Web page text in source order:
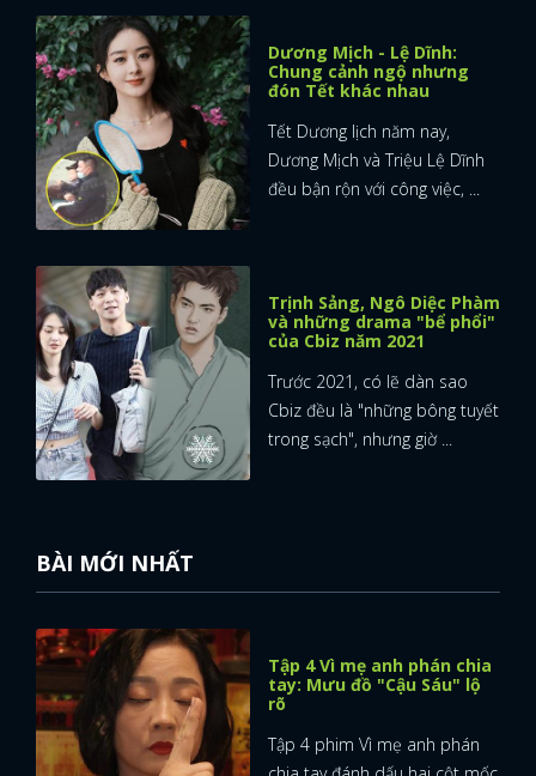
Dương Mịch - Lệ Dĩnh:
Chung cảnh ngộ nhưng
đón Tết khác nhau
Tết Dương lịch năm nay,
Dương Mịch và Triệu Lệ Dĩnh
đều bận rộn với công việc, ...
Trịnh Sảng, Ngô Diệc Phàm
và những drama "bể phổi"
của Cbiz năm 2021
Trước 2021, có lẽ dàn sao
Cbiz đều là "những bông tuyết
trong sạch", nhưng giờ ...
BÀI MỚI NHẤT
Tập 4 Vì mẹ anh phán chia
tay: Mưu đồ "Cậu Sáu" lộ
rõ
Tập 4 phim Vì mẹ anh phán